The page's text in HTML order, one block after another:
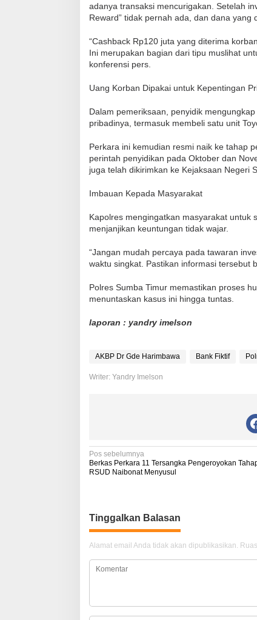
adanya transaksi mencurigakan. Setelah
Reward” tidak pernah ada, dan dana
“Cashback Rp120 juta yang diterima
Ini merupakan bagian dari tipu muslihat
konferensi pers.
Uang Korban Dipakai untuk Kepentingan
Dalam pemeriksaan, penyidik
pribadinya, termasuk membeli satu unit
Perkara ini kemudian resmi naik ke tahap
perintah penyidikan pada Oktober dan
juga telah dikirimkan ke Kejaksaan Negeri
Imbauan Kepada Masyarakat
Kapolres mengingatkan masyarakat untuk
menjanjikan keuntungan tidak wajar.
“Jangan mudah percaya pada tawaran
waktu singkat. Pastikan informasi tersebut
Polres Sumba Timur memastikan proses
menuntaskan kasus ini hingga tuntas.
laporan : yandry imelson
AKBP Dr Gde Harimbawa Bank Fiktif
Writer: Yandry Imelson
N
a
g
a
s
o
Pos sebelumnya
Berkas Perkara 11 Tersangka Pengeroyokan
RSUD Naibonat Menyusul
Tinggalkan Balasan
Alamat email Anda tidak akan dipublikasikan.